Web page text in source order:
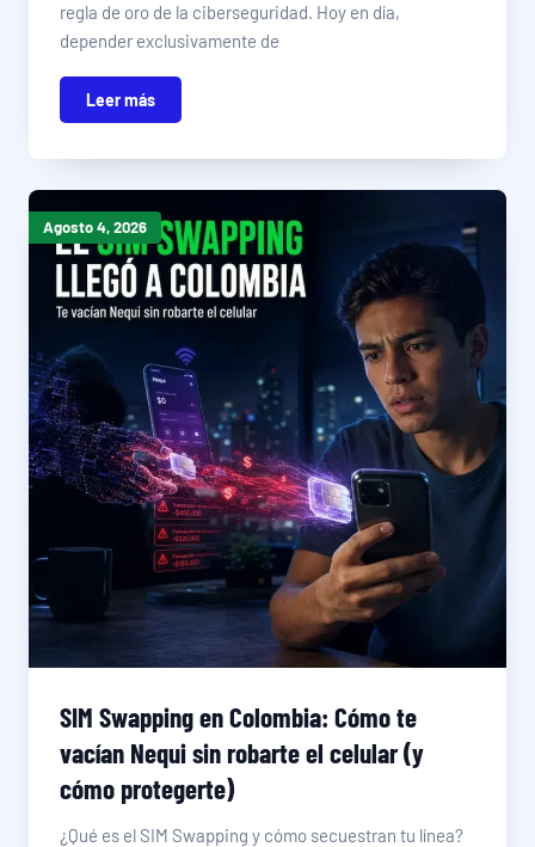
regla de oro de la ciberseguridad. Hoy en día,
depender exclusivamente de
Leer más
Agosto 4, 2026
SIM Swapping en Colombia: Cómo te
vacían Nequi sin robarte el celular (y
cómo protegerte)
¿Qué es el SIM Swapping y cómo secuestran tu línea?